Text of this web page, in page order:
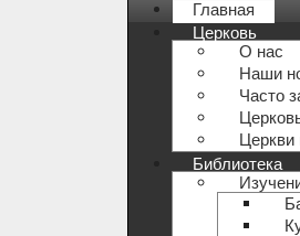
Главная
Церковь
О нас
Наши
Часто
Церкви
Библиотека